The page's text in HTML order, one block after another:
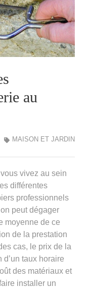
au
MAISON ET JARDIN
vivez au sein
différentes
professionnels
peut dégager
moyenne de ce
de la prestation
cas, le prix de la
taux horaire
des matériaux et
installer un